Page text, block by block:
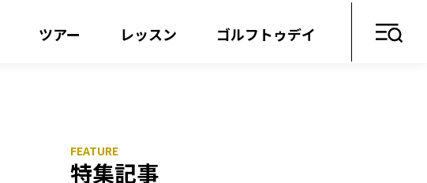
ツアー レッスン ゴルフトゥデイ
特集記事